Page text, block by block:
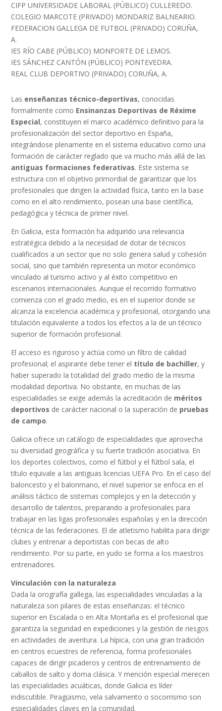
CIFP UNIVERSIDADE LABORAL (PÚBLICO) CULLEREDO.
COLEGIO MARCOTE (PRIVADO) MONDARIZ BALNEARIO.
FEDERACION GALLEGA DE FUTBOL (PRIVADO) CORUÑA,
A.
IES RÍO CABE (PÚBLICO) MONFORTE DE LEMOS.
IES SÁNCHEZ CANTÓN (PÚBLICO) PONTEVEDRA.
REAL CLUB DEPORTIVO (PRIVADO) CORUÑA, A.
Las enseñanzas técnico-deportivas, conocidas
formalmente como Ensinanzas Deportivas de Réxime
Especial, constituyen el marco académico definitivo para la
profesionalización del sector deportivo en España,
integrándose plenamente en el sistema educativo como una
formación de carácter reglado que va mucho más allá de las
antiguas formaciones federativas. Este sistema se
estructura con el objetivo primordial de garantizar que los
profesionales que dirigen la actividad física, tanto en la base
como en el alto rendimiento, posean una base científica,
pedagógica y técnica de primer nivel.
En Galicia, esta formación ha adquirido una relevancia
estratégica debido a la necesidad de dotar de técnicos
cualificados a un sector que no solo genera salud y cohesión
social, sino que también representa un motor económico
vinculado al turismo activo y al éxito competitivo en
escenarios internacionales. Aunque el recorrido formativo
comienza con el grado medio, es en el superior donde se
alcanza la excelencia académica y profesional, otorgando una
titulación equivalente a todos los efectos a la de un técnico
superior de formación profesional.
El acceso es riguroso y actúa como un filtro de calidad
profesional; el aspirante debe tener el título de bachiller, y
haber superado la totalidad del grado medio de la misma
modalidad deportiva. No obstante, en muchas de las
especialidades se exige además la acreditación de méritos
deportivos de carácter nacional o la superación de pruebas
de campo.
Galicia ofrece un catálogo de especialidades que aprovecha
su diversidad geográfica y su fuerte tradición asociativa. En
los deportes colectivos, como el fútbol y el fútbol sala, el
título equivale a las antiguas licencias UEFA Pro. En el caso del
baloncesto y el balonmano, el nivel superior se enfoca en el
análisis táctico de sistemas complejos y en la detección y
desarrollo de talentos, preparando a profesionales para
trabajar en las ligas profesionales españolas y en la dirección
técnica de las federaciones. El de atletismo habilita para dirigir
clubes y entrenar a deportistas con becas de alto
rendimiento. Por su parte, en yudo se forma a los maestros
entrenadores.
Vinculación con la naturaleza
Dada la orografía gallega, las especialidades vinculadas a la
naturaleza son pilares de estas enseñanzas: el técnico
superior en Escalada o en Alta Montaña es el profesional que
garantiza la seguridad en expediciones y la gestión de riesgos
en actividades de aventura. La hípica, con una gran tradición
en centros ecuestres de referencia, forma profesionales
capaces de dirigir picaderos y centros de entrenamiento de
caballos de salto y doma clásica. Y mención especial merecen
las especialidades acuáticas, donde Galicia es líder
indiscutible. Piragüismo, vela salvamento o socorrismo son
especialidades claves en la comunidad.